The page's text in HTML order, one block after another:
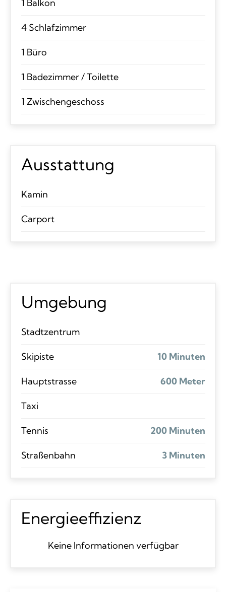
1 Balkon
4 Schlafzimmer
1 Büro
1 Badezimmer / Toilette
1 Zwischengeschoss
Ausstattung
Kamin
Carport
Umgebung
Stadtzentrum
Skipiste 10 Minuten
Hauptstrasse 600 Meter
Taxi
Tennis 200 Minuten
Straßenbahn 3 Minuten
Energieeffizienz
Keine Informationen verfügbar